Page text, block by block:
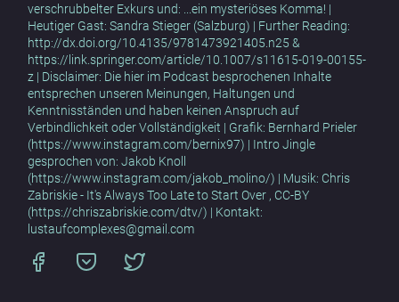
verschrubbelter Exkurs und: ...ein mysteriöses Komma! |
Heutiger Gast: Sandra Stieger (Salzburg) | Further Reading:
http://dx.doi.org/10.4135/9781473921405.n25 &
https://link.springer.com/article/10.1007/s11615-019-00155-
z | Disclaimer: Die hier im Podcast besprochenen Inhalte
entsprechen unseren Meinungen, Haltungen und
Kenntnisständen und haben keinen Anspruch auf
Verbindlichkeit oder Vollständigkeit | Grafik: Bernhard Prieler
(https://www.instagram.com/bernix97) | Intro Jingle
gesprochen von: Jakob Knoll
(https://www.instagram.com/jakob_molino/) | Musik: Chris
Zabriskie - It's Always Too Late to Start Over , CC-BY
(https://chriszabriskie.com/dtv/) | Kontakt:
lustaufcomplexes@gmail.com